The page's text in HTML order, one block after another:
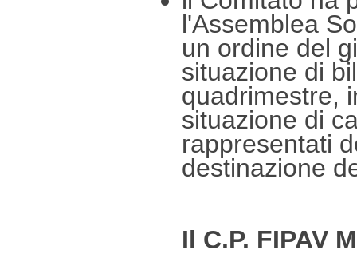
l'Assemblea
un ordine del
situazione di
quadrimestre,
situazione di
rappresentati
destinazione
Il C.P. FIPAV